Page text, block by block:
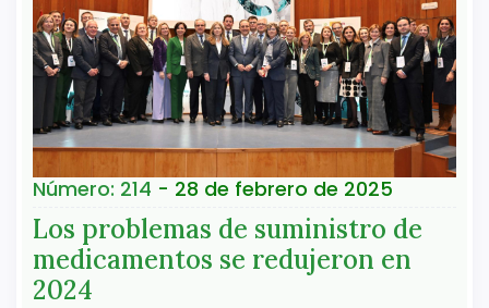
Número: 214 - 28 de febrero de 2025
Los problemas de suministro de
medicamentos se redujeron en
2024